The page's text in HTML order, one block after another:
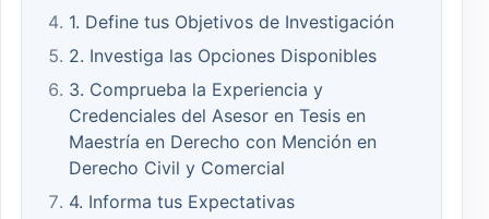
1. Define tus Objetivos de Investigación
2. Investiga las Opciones Disponibles
3. Comprueba la Experiencia y
Credenciales del Asesor en Tesis en
Maestría en Derecho con Mención en
Derecho Civil y Comercial
4. Informa tus Expectativas